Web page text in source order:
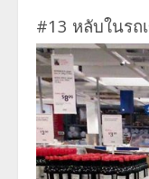
#13 หลับในรถ